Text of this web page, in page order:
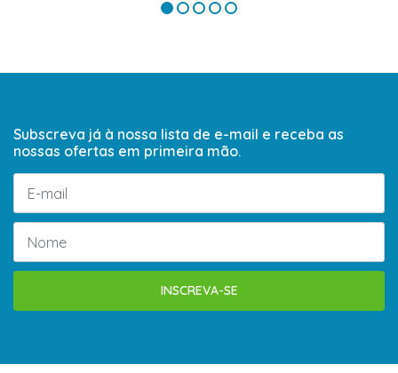
Subscreva já à nossa lista de e-mail e receba as
nossas ofertas em primeira mão.
INSCREVA-SE